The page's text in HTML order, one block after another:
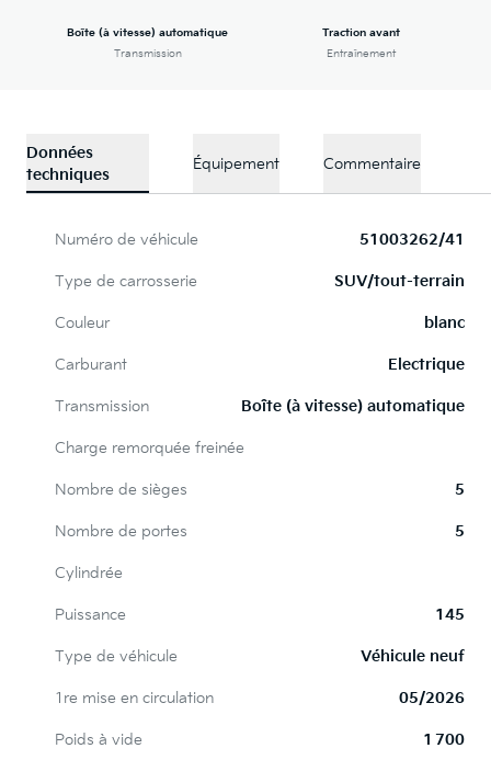
Boîte (à vitesse) automatique
Transmission
Traction avant
Entraînement
Données
techniques
Équipement Commentaire
Numéro de véhicule 51003262/41
Type de carrosserie SUV/tout-terrain
Couleur blanc
Carburant Electrique
Transmission Boîte (à vitesse) automatique
Charge remorquée freinée
Nombre de sièges 5
Nombre de portes 5
Cylindrée
Puissance 145
Type de véhicule Véhicule neuf
1re mise en circulation 05/2026
Poids à vide 1 700